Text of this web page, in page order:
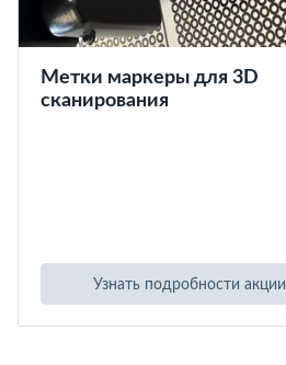
Метки маркеры для 3D
сканирования
Узнать подробности акции